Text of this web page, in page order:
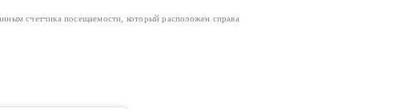
счетчика посещаемости, который расположен справа